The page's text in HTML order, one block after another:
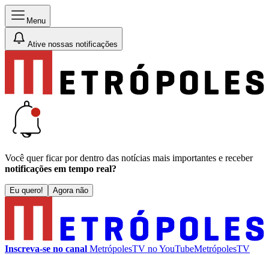
Menu
Ative nossas notificações
Você quer ficar por dentro das notícias mais importantes e receber
notificações em tempo real?
Eu quero! Agora não
Inscreva-se no canal MetrópolesTV noYouTubeMetrópolesTV